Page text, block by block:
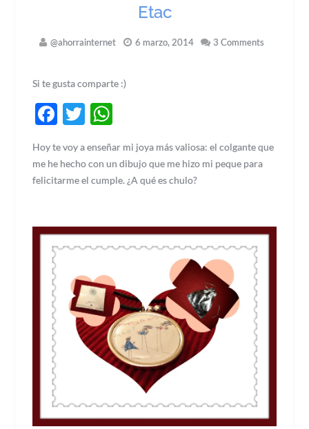
Etac
@ahorrainternet 6 marzo, 2014 3 Comments
Si te gusta comparte :)
Facebook
Twitter
Hoy te voy a enseñar mi joya más valiosa: el colgante que
me he hecho con un dibujo que me hizo mi peque para
felicitarme el cumple. ¿A qué es chulo?